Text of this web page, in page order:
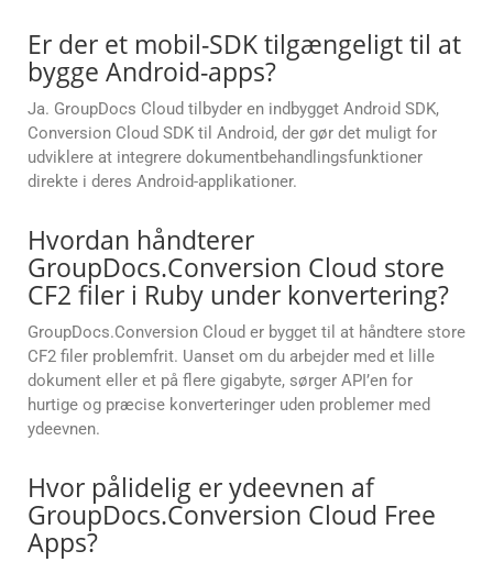
Er der et mobil-SDK tilgængeligt til at
bygge Android-apps?
Ja. GroupDocs Cloud tilbyder en indbygget Android SDK,
Conversion Cloud SDK til Android, der gør det muligt for
udviklere at integrere dokumentbehandlingsfunktioner
direkte i deres Android-applikationer.
Hvordan håndterer
GroupDocs.Conversion Cloud store
CF2 filer i Ruby under konvertering?
GroupDocs.Conversion Cloud er bygget til at håndtere store
CF2 filer problemfrit. Uanset om du arbejder med et lille
dokument eller et på flere gigabyte, sørger API’en for
hurtige og præcise konverteringer uden problemer med
ydeevnen.
Hvor pålidelig er ydeevnen af
GroupDocs.Conversion Cloud Free
Apps?